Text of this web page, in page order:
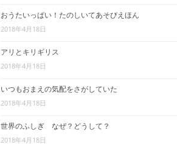
おうたいっぱい！たのしいてあそびえほん
2018年4月18日
アリとキリギリス
2018年4月18日
いつもおまえの気配をさがしていた
2018年4月18日
世界のふしぎ なぜ？どうして？
2018年4月18日